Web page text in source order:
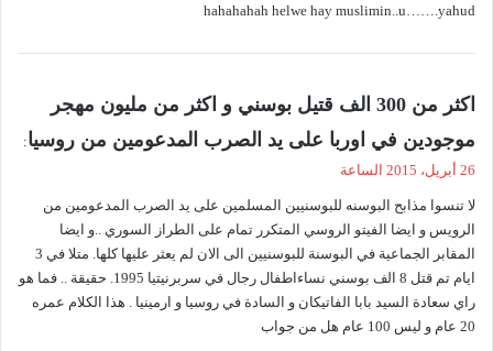
ل
hahahahah helwe hay muslimin..u…….yahud
ي
و
ل
اكثر من 300 الف قتيل بوسني و اكثر من مليون مهجر
موجودين في اوربا على يد الصرب المدعومين من روسيا:
26 أبريل، 2015 الساعة
لا تنسوا مذابح البوسنه للبوسنيين المسلمين على يد الصرب المدعومين من
الرويس و ايضا الفيتو الروسي المتكرر تمام على الطراز السوري ..و ايضا
المقابر الجماعية في البوسنة للبوسنيين الى الان لم يعثر عليها كلها. متلا في 3
ايام تم قتل 8 الف بوسني نساءاطفال رجال في سربرنيتيا 1995. حقيقة .. فما هو
راي سعادة السيد بابا الفاتيكان و السادة في روسيا و ارمينيا . هذا الكلام عمره
20 عام و ليس 100 عام هل من جواب